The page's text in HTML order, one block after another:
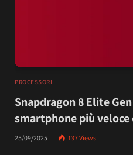
PROCESSORI
Snapdragon 8 Elite
smartphone più
25/09/2025 137Views